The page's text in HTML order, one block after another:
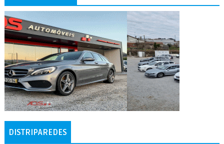
DISTRIPAREDES